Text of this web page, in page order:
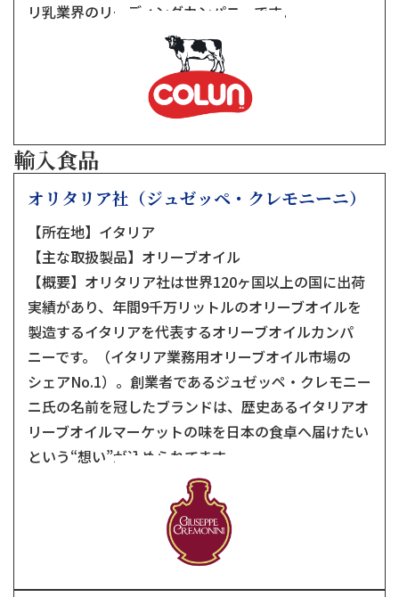
リ乳業界のリーディングカンパニーです。
輸入食品
オリタリア社（ジュゼッペ・クレモニーニ）
【所在地】イタリア
【主な取扱製品】オリーブオイル
【概要】オリタリア社は世界120ヶ国以上の国に出荷
実績があり、年間9千万リットルのオリーブオイルを
製造するイタリアを代表するオリーブオイルカンパ
ニーです。（イタリア業務用オリーブオイル市場の
シェアNo.1）。創業者であるジュゼッペ・クレモニー
ニ氏の名前を冠したブランドは、歴史あるイタリアオ
リーブオイルマーケットの味を日本の食卓へ届けたい
という“想い”が込められてます。